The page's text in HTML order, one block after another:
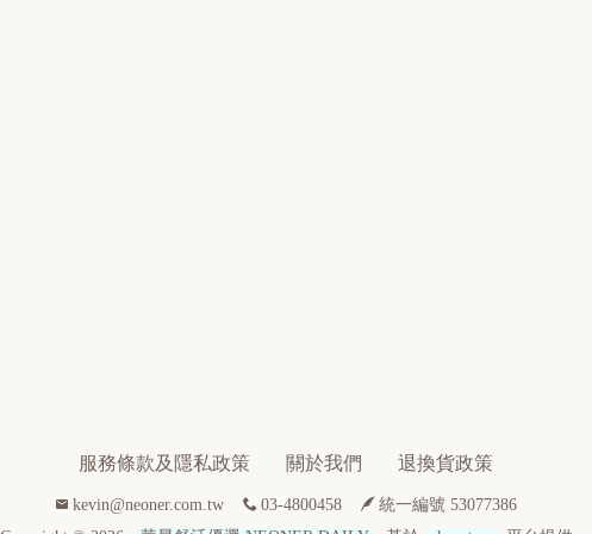
服務條款及隱私政策 關於我們 退換貨政策
kevin@neoner.com.tw 03-4800458
統一編號 53077386